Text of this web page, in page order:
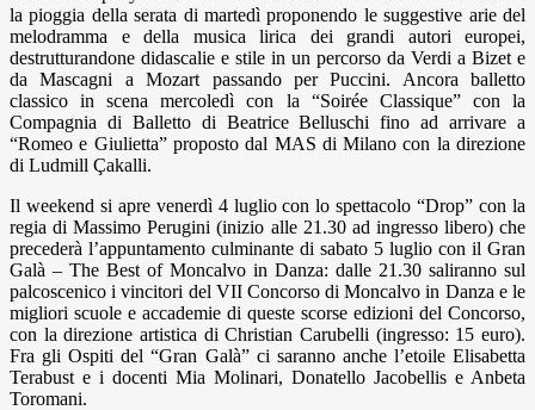
la pioggia della serata di martedì proponendo le suggestive arie del
melodramma e della musica lirica dei grandi autori europei,
destrutturandone didascalie e stile in un percorso da Verdi a Bizet e
da Mascagni a Mozart passando per Puccini. Ancora balletto
classico in scena mercoledì con la “Soirée Classique” con la
Compagnia di Balletto di Beatrice Belluschi fino ad arrivare a
“Romeo e Giulietta” proposto dal MAS di Milano con la direzione
di Ludmill Çakalli.
Il weekend si apre venerdì 4 luglio con lo spettacolo “Drop” con la
regia di Massimo Perugini (inizio alle 21.30 ad ingresso libero) che
precederà l’appuntamento culminante di sabato 5 luglio con il Gran
Galà – The Best of Moncalvo in Danza: dalle 21.30 saliranno sul
palcoscenico i vincitori del VII Concorso di Moncalvo in Danza e le
migliori scuole e accademie di queste scorse edizioni del Concorso,
con la direzione artistica di Christian Carubelli (ingresso: 15 euro).
Fra gli Ospiti del “Gran Galà” ci saranno anche l’etoile Elisabetta
Terabust e i docenti Mia Molinari, Donatello Jacobellis e Anbeta
Toromani.